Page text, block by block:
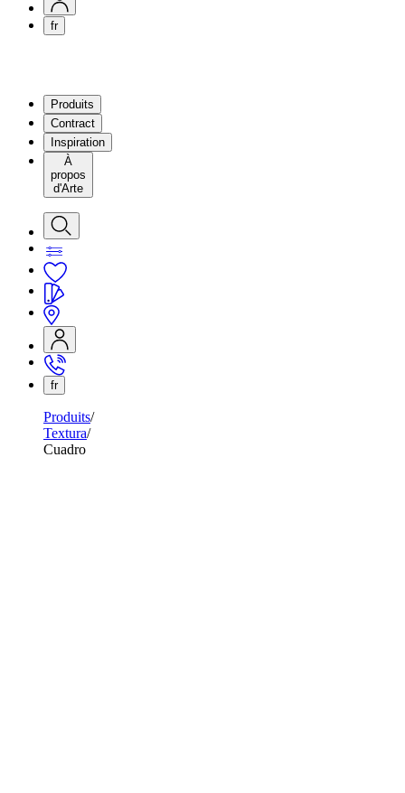
fr
Produits
Contract
Inspiration
À
propos
d'Arte
fr
Produits
Textura
Cuadro